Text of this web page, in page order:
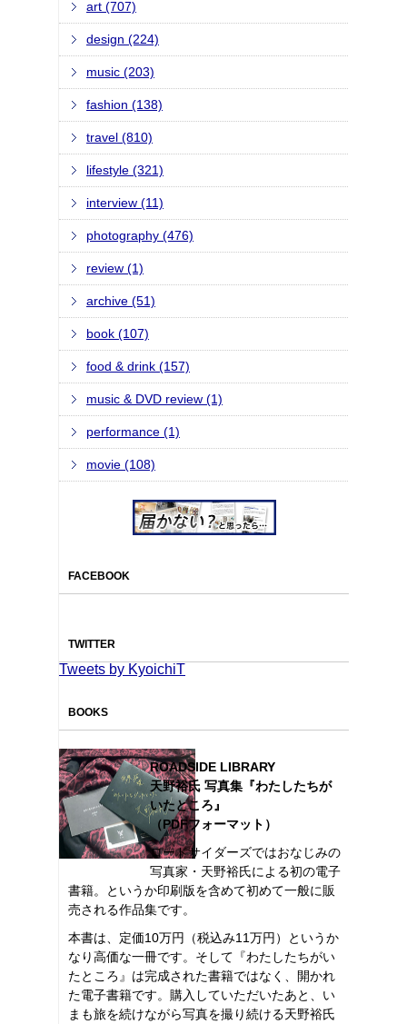
art (707)
design (224)
music (203)
fashion (138)
travel (810)
lifestyle (321)
interview (11)
photography (476)
review (1)
archive (51)
book (107)
food & drink (157)
music & DVD review (1)
performance (1)
movie (108)
FACEBOOK
TWITTER
Tweets by KyoichiT
BOOKS
ROADSIDE LIBRARY
天野裕氏 写真集『わたしたちが
いたところ』
（PDFフォーマット）
ロードサイダーズではおなじみの
写真家・天野裕氏による初の電子
書籍。というか印刷版を含めて初めて一般に販
売される作品集です。
本書は、定価10万円（税込み11万円）というか
なり高価な一冊です。そして『わたしたちがい
たところ』は完成された書籍ではなく、開かれ
た電子書籍です。購入していただいたあと、い
まも旅を続けながら写真を撮り続ける天野裕氏